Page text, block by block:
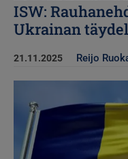
ISW:
Ukrainan
21.11.2025 Reijo